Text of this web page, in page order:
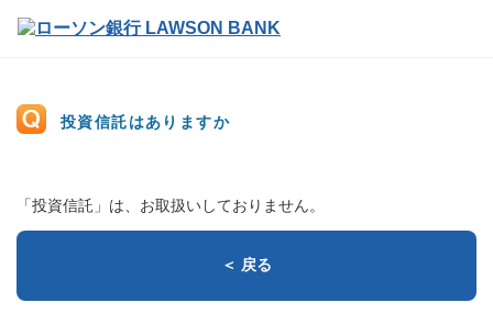
投資信託はありますか
「投資信託」は、お取扱いしておりません。
＜ 戻る